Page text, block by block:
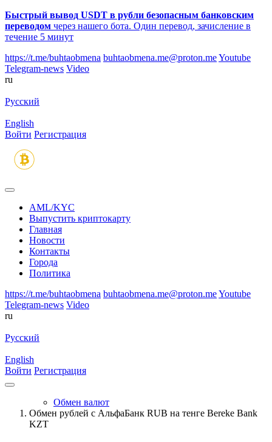
Быстрый вывод USDT в рубли безопасным банковским
переводом через нашего бота. Один перевод, зачисление в
течение 5 минут
https://t.me/buhtaobmena buhtaobmena.me@proton.meYoutube
Telegram-news Video
ru
Русский
English
Войти Регистрация
AML/KYC
Выпустить криптокарту
Главная
Новости
Контакты
Города
Политика
https://t.me/buhtaobmena buhtaobmena.me@proton.meYoutube
Telegram-news Video
ru
Русский
English
Войти Регистрация
Обмен валют
Обмен рублей с АльфаБанк RUB на тенге Bereke Bank
KZT